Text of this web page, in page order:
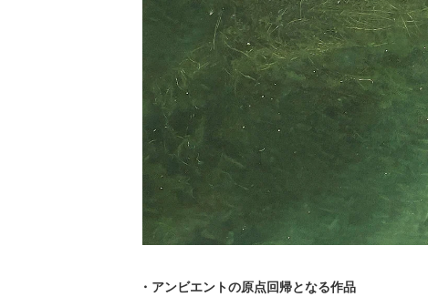
・アンビエントの原点回帰となる作品